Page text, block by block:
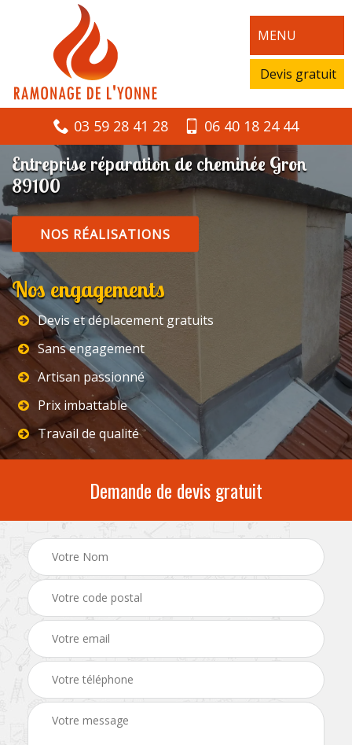
MENU
Devis gratuit
03 59 28 41 28 06 40 18 24 44
Entreprise réparation de cheminée Gron
89100
NOS RÉALISATIONS
Nos engagements
Devis et déplacement gratuits
Sans engagement
Artisan passionné
Prix imbattable
Travail de qualité
Demande de devis gratuit